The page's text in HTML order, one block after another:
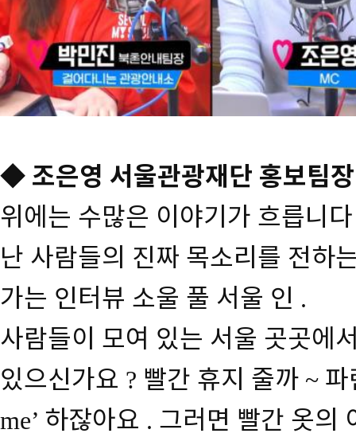
◆ 조은영 서울관광재단 홍보팀장
위에는 수많은 이야기가 흐릅니다
난 사람들의 진짜 목소리를 전하
가는 인터뷰 소울 풀 서울 인 .
사람들이 모여 있는 서울 곳곳에
있으신가요 ? 빨간 휴지 줄까 ~ 파
me’ 하잖아요 . 그러면 빨간 옷의